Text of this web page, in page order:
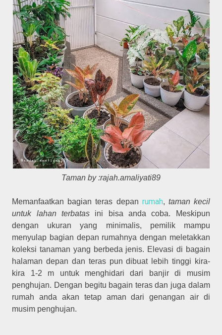
Taman by :rajah.amaliyati89
Memanfaatkan bagian teras depan rumah, taman kecil
untuk lahan terbatas ini bisa anda coba. Meskipun
dengan ukuran yang minimalis, pemilik mampu
menyulap bagian depan rumahnya dengan meletakkan
koleksi tanaman yang berbeda jenis. Elevasi di bagain
halaman depan dan teras pun dibuat lebih tinggi kira-
kira 1-2 m untuk menghidari dari banjir di musim
penghujan. Dengan begitu bagain teras dan juga dalam
rumah anda akan tetap aman dari genangan air di
musim penghujan.